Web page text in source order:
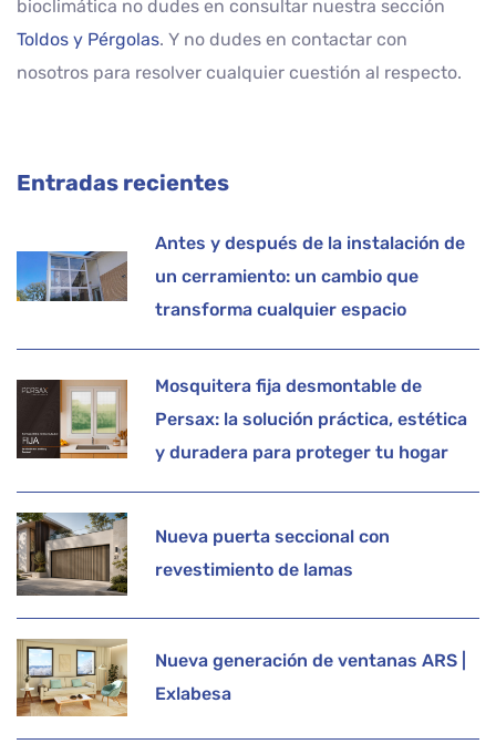
Entradas recientes
Antes y después de la instalación de
un cerramiento: un cambio que
transforma cualquier espacio
Mosquitera fija desmontable de
Persax: la solución práctica, estética
y duradera para proteger tu hogar
Nueva puerta seccional con
revestimiento de lamas
Nueva generación de ventanas ARS |
Exlabesa
bioclimática no dudes en consultar nuestra sección
Toldos y Pérgolas. Y no dudes en contactar con
nosotros para resolver cualquier cuestión al respecto.